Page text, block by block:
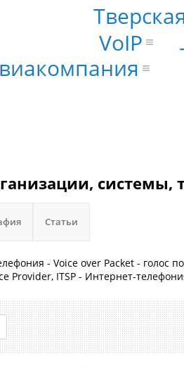
VoIP
системы,
Статьи
- Voice over Packet - голос
Provider, ITSP - Интернет-